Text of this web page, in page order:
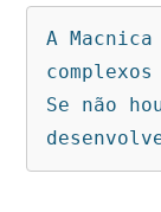
A Macnica
Se não